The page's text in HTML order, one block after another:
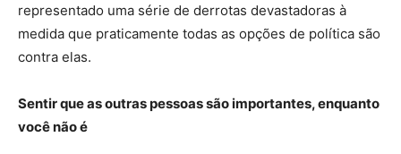
representado uma série de derrotas devastadoras à
medida que praticamente todas as opções de política são
contra elas.
Sentir que as outras pessoas são importantes, enquanto
você não é